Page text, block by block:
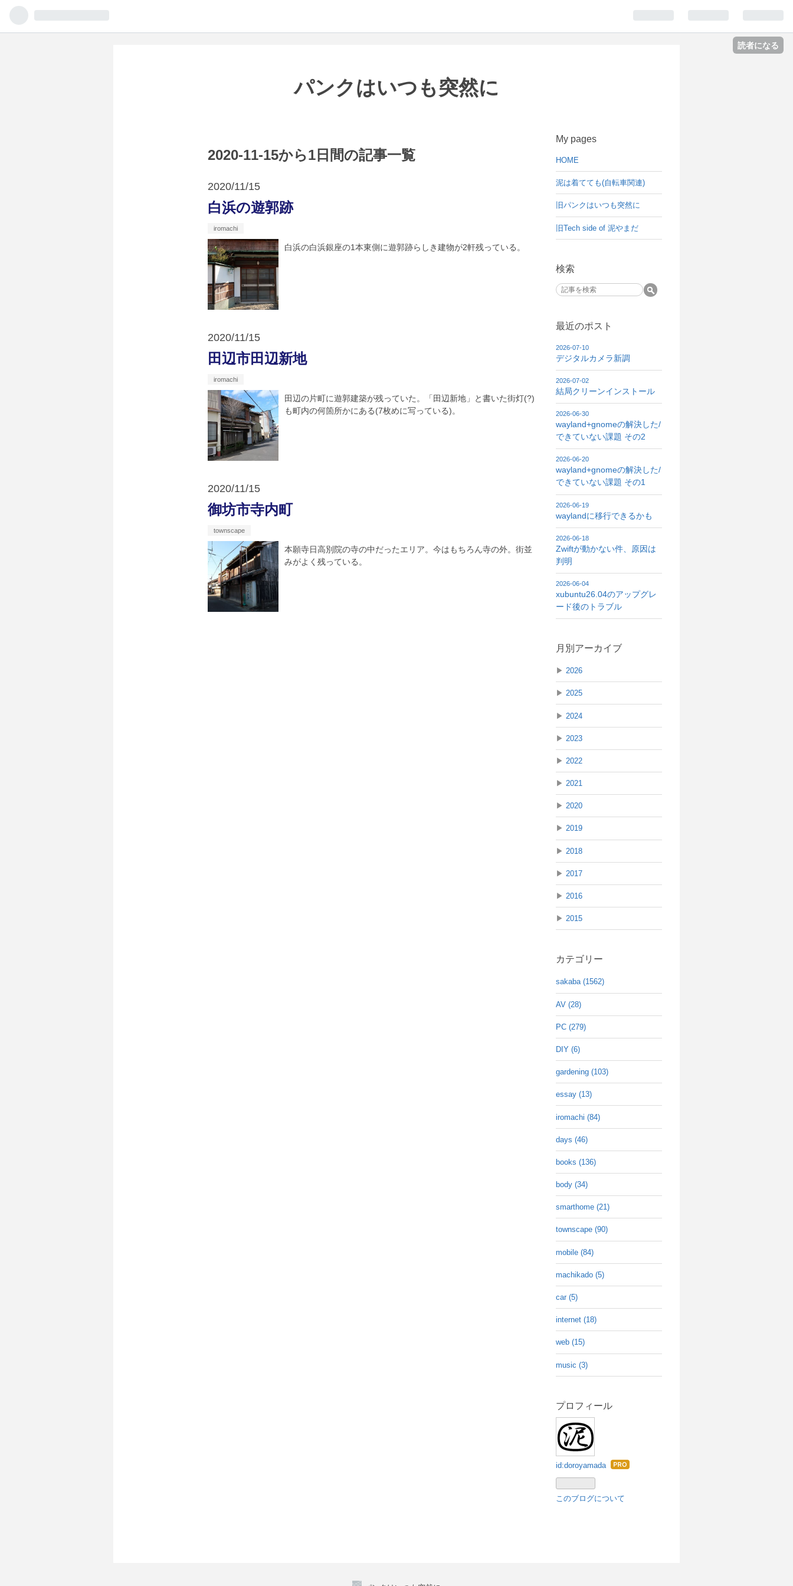
読者になる
パンクはいつも突然に
2020-11-15から1日間の記事一覧
2020 11 15
白浜の遊郭跡
iromachi
白浜の白浜銀座の1本東側に遊郭跡らしき建物が2軒残っている。
2020 11 15
田辺市田辺新地
iromachi
田辺の片町に遊郭建築が残っていた。「田辺新地」と書いた街灯(?)
も町内の何箇所かにある(7枚めに写っている)。
2020 11 15
御坊市寺内町
townscape
本願寺日高別院の寺の中だったエリア。今はもちろん寺の外。街並
みがよく残っている。
My pages
HOME
泥は着てても(自転車関連)
旧パンクはいつも突然に
旧Tech side of 泥やまだ
検索
最近のポスト
2026-07-10
デジタルカメラ新調
2026-07-02
結局クリーンインストール
2026-06-30
wayland+gnomeの解決した/
できていない課題 その2
2026-06-20
wayland+gnomeの解決した/
できていない課題 その1
2026-06-19
waylandに移行できるかも
2026-06-18
Zwiftが動かない件、原因は
判明
2026-06-04
xubuntu26.04のアップグレ
ード後のトラブル
月別アーカイブ
▶ 2026
▶ 2025
▶ 2024
▶ 2023
▶ 2022
▶ 2021
▶ 2020
▶ 2019
▶ 2018
▶ 2017
▶ 2016
▶ 2015
カテゴリー
sakaba (1562)
AV (28)
PC (279)
DIY (6)
gardening (103)
essay (13)
iromachi (84)
days (46)
books (136)
body (34)
smarthome (21)
townscape (90)
mobile (84)
machikado (5)
car (5)
internet (18)
web (15)
music (3)
プロフィール
id:doroyamada はて
ログ
このブログについて